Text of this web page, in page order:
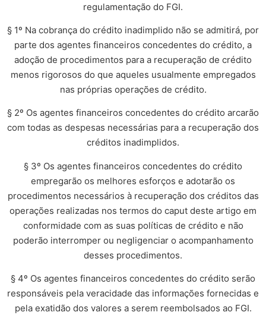
regulamentação do FGI.
§ 1º Na cobrança do crédito inadimplido não se admitirá, por
parte dos agentes financeiros concedentes do crédito, a
adoção de procedimentos para a recuperação de crédito
menos rigorosos do que aqueles usualmente empregados
nas próprias operações de crédito.
§ 2º Os agentes financeiros concedentes do crédito arcarão
com todas as despesas necessárias para a recuperação dos
créditos inadimplidos.
§ 3º Os agentes financeiros concedentes do crédito
empregarão os melhores esforços e adotarão os
procedimentos necessários à recuperação dos créditos das
operações realizadas nos termos do caput deste artigo em
conformidade com as suas políticas de crédito e não
poderão interromper ou negligenciar o acompanhamento
desses procedimentos.
§ 4º Os agentes financeiros concedentes do crédito serão
responsáveis pela veracidade das informações fornecidas e
pela exatidão dos valores a serem reembolsados ao FGI.